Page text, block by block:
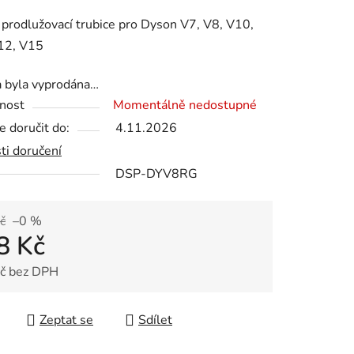
trubice pro Dyson V7, V8, V10,
V15
byla vyprodána…
Momentálně nedostupné
doručit do:
4.11.2026
doručení
DSP-DYV8RG
–0 %
Kč
bez DPH
Zeptat se Sdílet